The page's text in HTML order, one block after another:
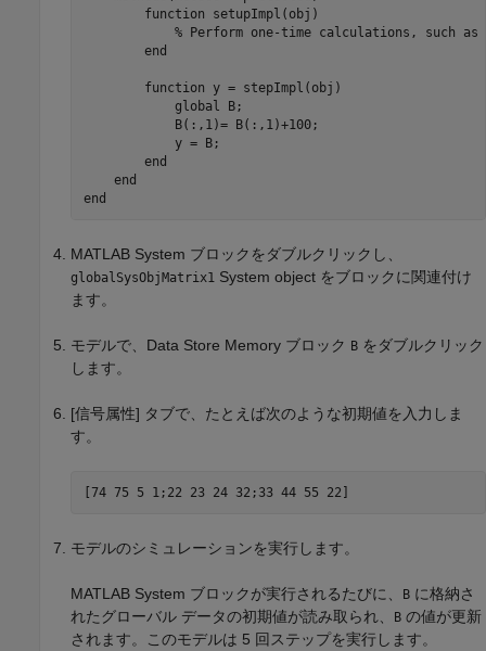
        function setupImpl(obj)
% Perform one-time calculations, such as
        end
        function y = stepImpl(obj)
            global B;
            B(:,1)= B(:,1)+100;
            y = B;
        end
    end
end
MATLAB System ブロックをダブルクリックし、
globalSysObjMatrix1 System object をブロックに関連付け
ます。
モデルで、 Data Store Memory ブロック B をダブルクリック
します。
[信号属性] タブで、たとえば次のような初期値を入力しま
す。
[74 75 5 1;22 23 24 32;33 44 55 22]
モデルのシミュレーションを実行します。
MATLAB System ブロックが実行されるたびに、 B に格納さ
れたグローバル データの初期値が読み取られ、
B の値が更新
されます。このモデルは 5 回ステップを実行します。